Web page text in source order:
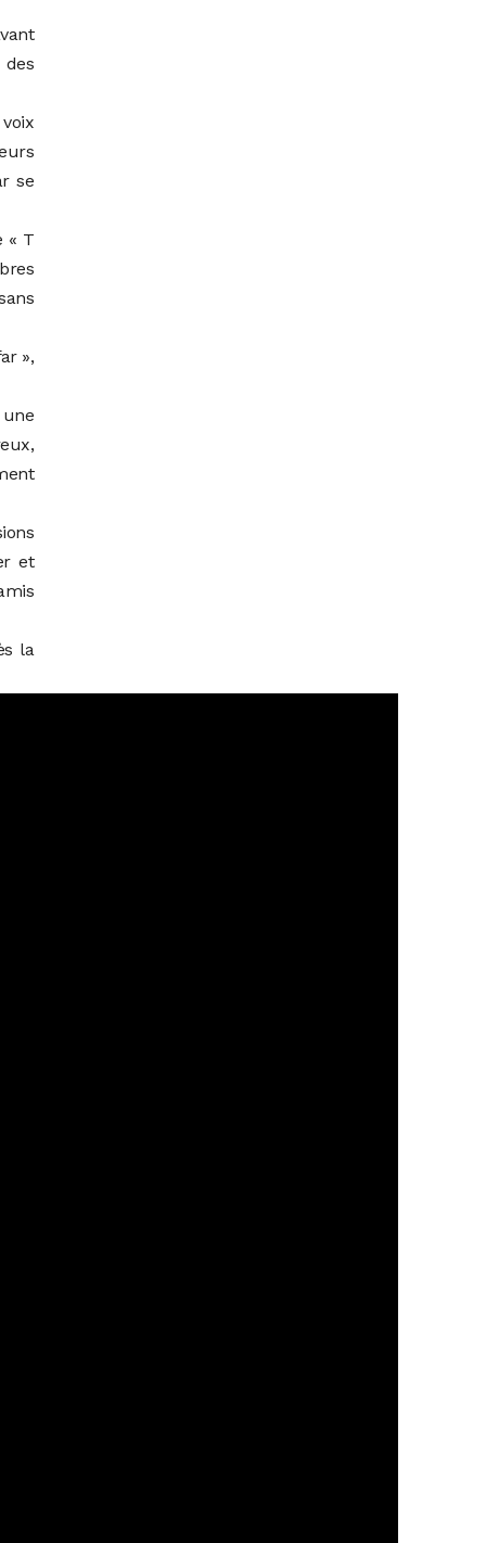
se
« T
»,
et
la